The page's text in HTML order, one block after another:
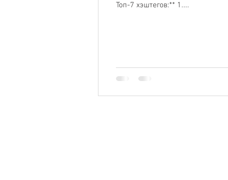
Топ-7 хэштегов:** 1....